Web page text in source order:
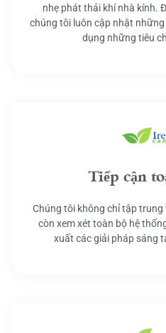
nhẹ phát thải khí nhà kính.
chúng tôi luôn cập nhật
dụng những tiêu
Tiếp cận
Chúng tôi không chỉ tập trung
còn xem xét toàn bộ hệ
xuất các giải pháp sáng